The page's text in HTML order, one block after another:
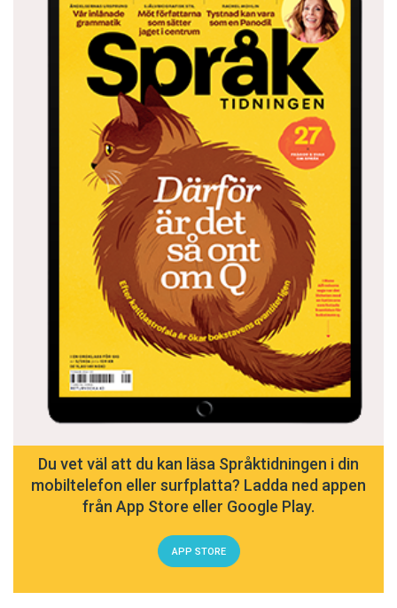
Du vet väl att du kan läsa Språktidningen i din
mobiltelefon eller surfplatta? Ladda ned appen
från App Store eller Google Play.
APP STORE